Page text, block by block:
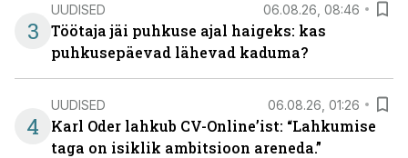
3
UUDISED 06.08.26, 08:46
Töötaja jäi puhkuse ajal haigeks: kas
puhkusepäevad lähevad kaduma?
4
UUDISED 06.08.26, 01:26
Karl Oder lahkub CV-Online’ist: “Lahkumise
taga on isiklik ambitsioon areneda.”